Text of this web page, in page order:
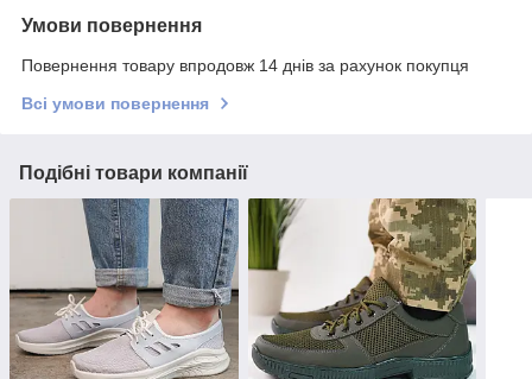
Умови повернення
Повернення товару впродовж 14 днів за рахунок покупця
Всі умови повернення
Подібні товари компанії